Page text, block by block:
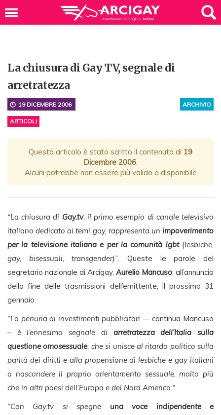
La chiusura di Gay TV, segnale di
arretratezza
ARCHIVIO
19 DICEMBRE 2006
ARTICOLI
Questo articolo è stato scritto il contenuto di 19
Dicembre 2006.
Alcuni potrebbe non essere più valido o disponibile
“La chiusura di Gay.tv, il primo esempio di canale televisivo
italiano dedicato ai temi gay, rappresenta un impoverimento
per la televisione italiana e per la comunità lgbt(lesbiche,
gay, bisessuali, transgender)”. Queste le parole del
segretario nazionale di Arcigay, Aurelio Mancuso, all’annuncio
della fine delle trasmissioni dell’emittente, il prossimo 31
gennaio.
“La penuria di investimenti pubblicitari — continua Mancuso
– è l’ennesimo segnale di arretratezza dell’Italia sulla
questione omosessuale, che si unisce al ritardo politico sulla
parità dei diritti e alla propensione di lesbiche e gay italiani
a nascondere il proprio orientamento sessuale, molto più
che in altri paesi dell’Europa e del Nord America."
“Con Gay.tv si spegne una voce indipendente e